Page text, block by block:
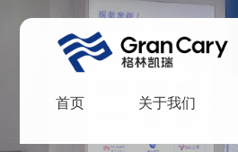
首页 关于我们